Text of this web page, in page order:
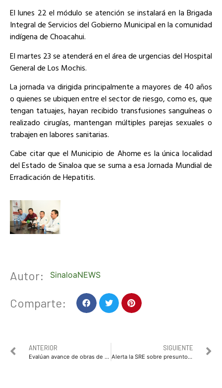
El lunes 22 el módulo se atención se instalará en la Brigada
Integral de Servicios del Gobierno Municipal en la comunidad
indígena de Choacahui.
El martes 23 se atenderá en el área de urgencias del Hospital
General de Los Mochis.
La jornada va dirigida principalmente a mayores de 40 años
o quienes se ubiquen entre el sector de riesgo, como es, que
tengan tatuajes, hayan recibido transfusiones sanguíneas o
realizado cirugías, mantengan múltiples parejas sexuales o
trabajen en labores sanitarias.
Cabe citar que el Municipio de Ahome es la única localidad
del Estado de Sinaloa que se suma a esa Jornada Mundial de
Erradicación de Hepatitis.
Autor: SinaloaNEWS
Comparte:
ANTERIOR
Evalúan avance de obras de desarrollo social en Culiacán; destinan 54.5 mdp
SIGUIENTE
Alerta la SRE sobre presunto fraude en citas y pago de pasaporte vía Internet